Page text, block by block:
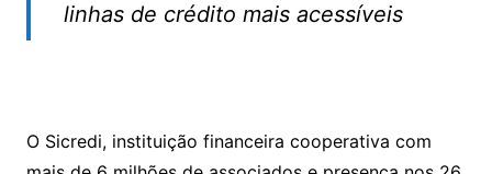
linhas de crédito mais acessíveis
O Sicredi, instituição financeira cooperativa com